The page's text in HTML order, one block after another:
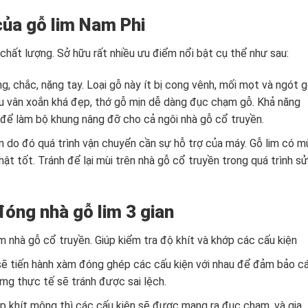
gỗ lim Nam Phi
lượng. Sở hữu rất nhiều ưu điểm nổi bật cụ thể như sau:
chắc, nặng tay. Loại gỗ này ít bị cong vênh, mối mọt và ngót
xoắn khá đẹp, thớ gỗ mịn dễ dàng đục chạm gỗ. Khả năng
làm bộ khung nâng đỡ cho cả ngôi nhà gỗ cổ truyền.
đó quá trình vận chuyển cần sự hỗ trợ của máy. Gỗ lim có
tốt. Tránh để lại mùi trên nhà gỗ cổ truyền trong quá trình sử
nhà gỗ lim 3 gian
nhà gỗ cổ truyền. Giúp kiểm tra độ khít và khớp các cấu kiện
tiến hành xàm đóng ghép các cấu kiện với nhau để đảm bảo
thực tế sẽ tránh được sai lệch.
khít mộng thì các cấu kiện sẽ được mang ra đục chạm, và gia